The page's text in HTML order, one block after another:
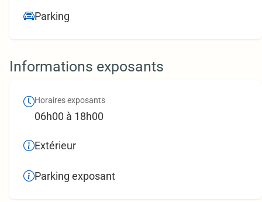
Parking
Informations exposants
Horaires exposants
06h00 à 18h00
Extérieur
Parking exposant